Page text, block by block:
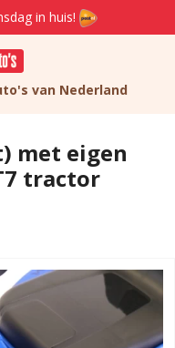
in huis!
van Nederland
met eigen
tractor